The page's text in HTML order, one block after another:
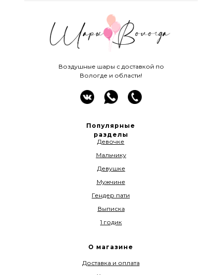
Воздушные шары с доставкой по
Вологде и области!
О магазине
Доставка и оплата
Популярные
разделы
Девочке
Мальчику
Девушке
Мужчине
Гендер пати
Выписка
1 годик